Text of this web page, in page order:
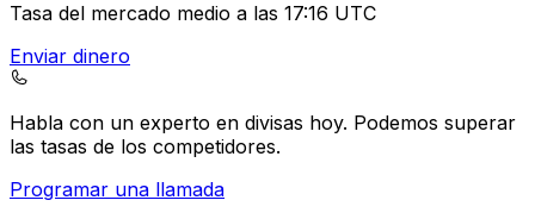
Tasa del mercado medio a las 17:16 UTC
Enviar dinero
Habla con un experto en divisas hoy. Podemos superar
las tasas de los competidores.
Programar una llamada